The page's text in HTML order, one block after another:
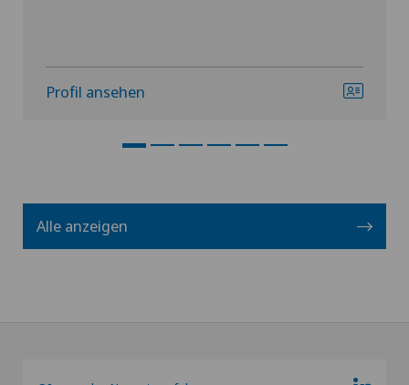
Profil ansehen
Alle anzeigen